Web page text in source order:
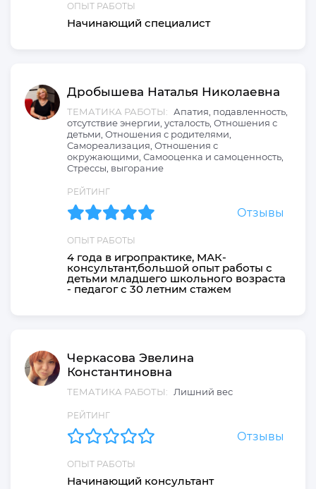
ОПЫТ РАБОТЫ
Начинающий специалист
Дробышева Наталья Николаевна
ТЕМАТИКА РАБОТЫ:
Апатия, подавленность,
отсутствие энергии, усталость, Отношения с
детьми, Отношения с родителями,
Самореализация, Отношения с
окружающими, Самооценка и самоценность,
Стрессы, выгорание
РЕЙТИНГ
Отзывы
ОПЫТ РАБОТЫ
4 года в игропрактике, МАК-
консультант,большой опыт работы с
детьми младшего школьного возраста
- педагог с 30 летним стажем
Черкасова Эвелина
Константиновна
ТЕМАТИКА РАБОТЫ: Лишний вес
РЕЙТИНГ
Отзывы
ОПЫТ РАБОТЫ
Начинающий консультант